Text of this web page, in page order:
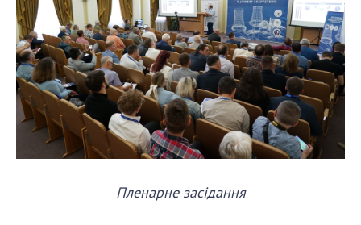
КАБІНЕТ
Пленарне засідання